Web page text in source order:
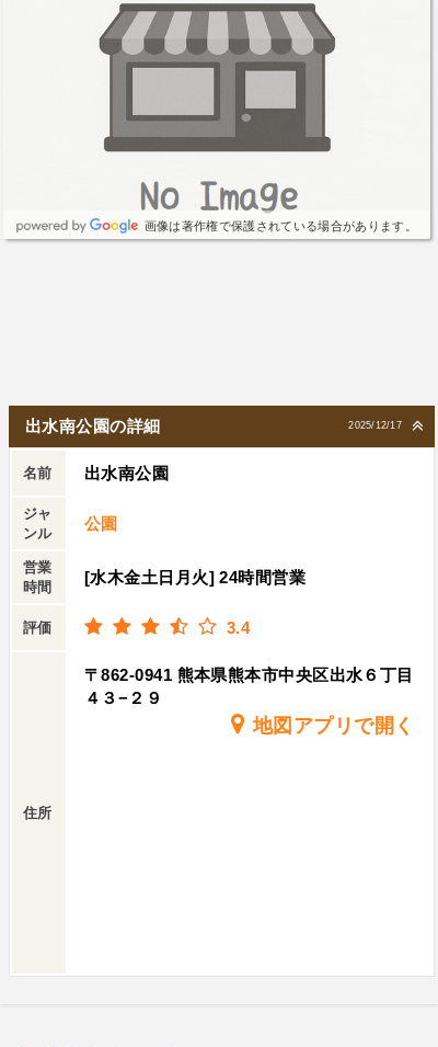
画像は著作権で保護されている場合があります。
2025/12/17
出水南公園の詳細
名前 出水南公園
ジャ
ンル
公園
営業
時間
[水木金土日月火] 24時間営業
評価 3.4
住所
〒862-0941 熊本県熊本市中央区出水６丁目
４３−２９
地図アプリで開く